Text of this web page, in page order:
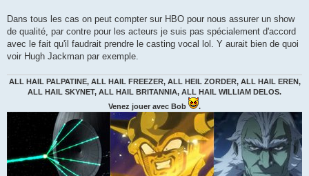
e
Dans tous les cas on peut compter sur HBO pour nous assurer un show
de qualité, par contre pour les acteurs je suis pas spécialement d'accord
avec le fait qu'il faudrait prendre le casting vocal lol. Y aurait bien de quoi
voir Hugh Jackman par exemple.
ALL HAIL PALPATINE, ALL HAIL FREEZER, ALL HEIL ZORDER, ALL HAIL EREN,
ALL HAIL SKYNET, ALL HAIL BRITANNIA, ALL HAIL WILLIAM DELOS.
Venez jouer avec Bob
.